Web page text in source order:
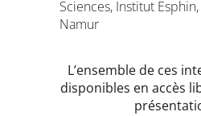
Sciences, Institut
Namur
L’ensemble de ces
disponibles en accès